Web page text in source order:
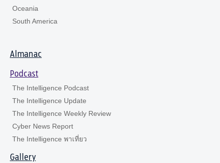
Oceania
South America
Almanac
Podcast
The Intelligence Podcast
The Intelligence Update
The Intelligence Weekly Review
Cyber News Report
The Intelligence พาเที่ยว
Gallery